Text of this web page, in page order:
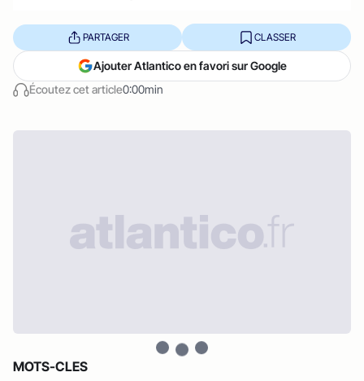
Écoutez cet article0:00min
PARTAGER CLASSER
Ajouter Atlantico en favori sur Google
MOTS-CLES